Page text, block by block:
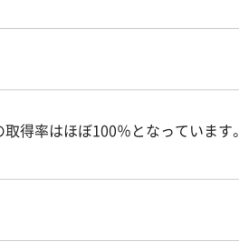
得率はほぼ100％となっています。